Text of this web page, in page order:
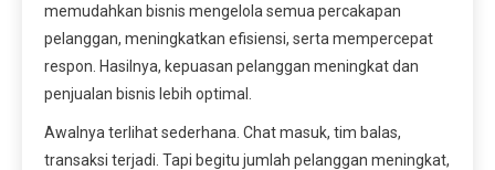
memudahkan bisnis mengelola semua percakapan
pelanggan, meningkatkan efisiensi, serta mempercepat
respon. Hasilnya, kepuasan pelanggan meningkat dan
penjualan bisnis lebih optimal.
Awalnya terlihat sederhana. Chat masuk, tim balas,
transaksi terjadi. Tapi begitu jumlah pelanggan meningkat,